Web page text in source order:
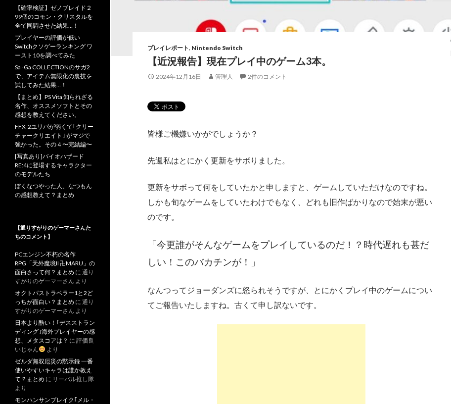
プレイレポート, Nintendo Switch
【近況報告】現在プレイ中のゲーム3本。
2024年12月16日 管理人 2件のコメント
皆様ご機嫌いかがでしょうか？
先週私はとにかく更新をサボりました。
更新をサボって何をしていたかと申しますと、ゲームしていただけなのですね。
しかも旬なゲームをしていたわけでもなく、どれも旧作ばかりなので始末が悪い
のです。
「今更誰がそんなゲームをプレイしているのだ！？時代遅れも甚だ
しい！このバカチンが！」
なんつってジョーダンズに怒られそうですが、とにかくプレイ中のゲームについ
てご報告いたしますね。古くて申し訳ないです。
【確率検証】ゼノブレイド２
99個のコモン・クリスタルを
全て同調させた結果…！
プレイヤーの評価が低い
Switchクソゲーランキング ワ
ースト10を調べてみた
Sa･Ga COLLECTIONのサガ2
で、アイテム無限化の裏技を
試してみた結果…！
【まとめ】PS Vita 知られざる
名作、オススメソフトとその
感想を教えてください。
FFX-2ユリパが弱くて｢クリー
チャークリエイト｣ がマジで
強かった。その４〜完結編〜
[写真あり]バイオハザード
RE:4に登場するキャラクター
のモデルたち
ぼくなつやった人、なつもん
の感想教えて？まとめ
【通りすがりのゲーマーさんた
ちのコメント】
PCエンジン不朽の名作
RPG「天外魔境II 卍MARU」の
面白さって何？まとめ に 通り
すがりのゲーマーさん より
オクトパストラベラー1と2ど
っちが面白い？まとめ に 通り
すがりのゲーマーさん より
日本より酷い！｢デスストラン
ディング｣海外プレイヤーの感
想、メタスコアは？ に 評価良
いじゃん
より
ゼルダ無双厄災の黙示録 一番
使いやすいキャラは誰か教え
て？まとめ に リーバル推し隊
より
モンハンサンブレイク｢メル・